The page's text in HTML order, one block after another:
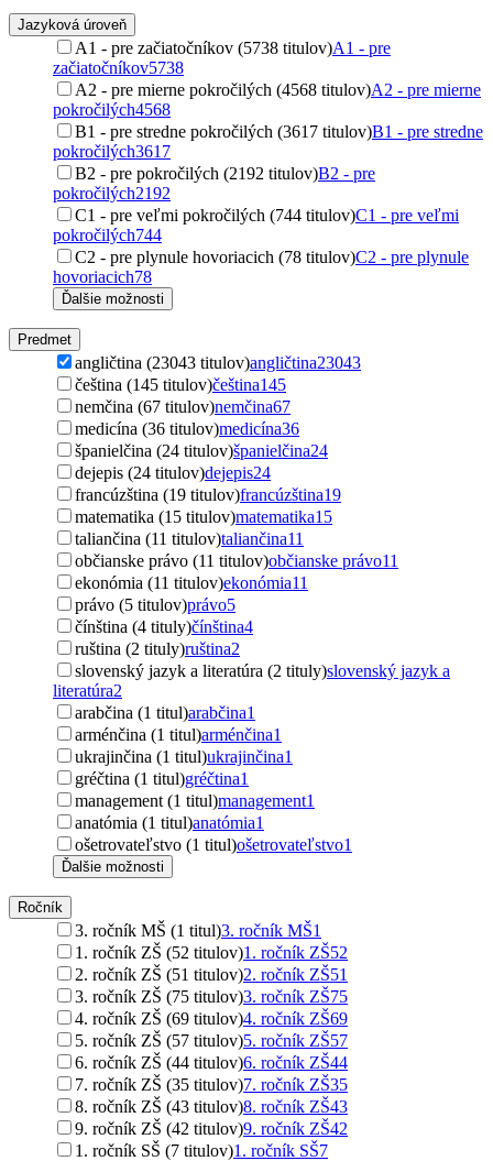
Jazyková úroveň
A1 - pre začiatočníkov (5738 titulov)A1 - pre
začiatočníkov5738
A2 - pre mierne pokročilých (4568 titulov)A2 - pre mierne
pokročilých4568
B1 - pre stredne pokročilých (3617 titulov)B1 - pre stredne
pokročilých3617
B2 - pre pokročilých (2192 titulov)B2 - pre
pokročilých2192
C1 - pre veľmi pokročilých (744 titulov)C1 - pre veľmi
pokročilých744
C2 - pre plynule hovoriacich (78 titulov)C2 - pre plynule
hovoriacich78
Ďalšie možnosti
Predmet
angličtina (23043 titulov)angličtina23043
čeština (145 titulov)čeština145
nemčina (67 titulov)nemčina67
medicína (36 titulov)medicína36
španielčina (24 titulov)španielčina24
dejepis (24 titulov)dejepis24
francúzština (19 titulov)francúzština19
matematika (15 titulov)matematika15
taliančina (11 titulov)taliančina11
občianske právo (11 titulov)občianske právo11
ekonómia (11 titulov)ekonómia11
právo (5 titulov)právo5
čínština (4 tituly)čínština4
ruština (2 tituly)ruština2
slovenský jazyk a literatúra (2 tituly)slovenský jazyk a
literatúra2
arabčina (1 titul)arabčina1
arménčina (1 titul)arménčina1
ukrajinčina (1 titul)ukrajinčina1
gréčtina (1 titul)gréčtina1
management (1 titul)management1
anatómia (1 titul)anatómia1
ošetrovateľstvo (1 titul)ošetrovateľstvo1
Ďalšie možnosti
Ročník
3. ročník MŠ (1 titul)3. ročník MŠ1
1. ročník ZŠ (52 titulov)1. ročník ZŠ52
2. ročník ZŠ (51 titulov)2. ročník ZŠ51
3. ročník ZŠ (75 titulov)3. ročník ZŠ75
4. ročník ZŠ (69 titulov)4. ročník ZŠ69
5. ročník ZŠ (57 titulov)5. ročník ZŠ57
6. ročník ZŠ (44 titulov)6. ročník ZŠ44
7. ročník ZŠ (35 titulov)7. ročník ZŠ35
8. ročník ZŠ (43 titulov)8. ročník ZŠ43
9. ročník ZŠ (42 titulov)9. ročník ZŠ42
1. ročník SŠ (7 titulov)1. ročník SŠ7